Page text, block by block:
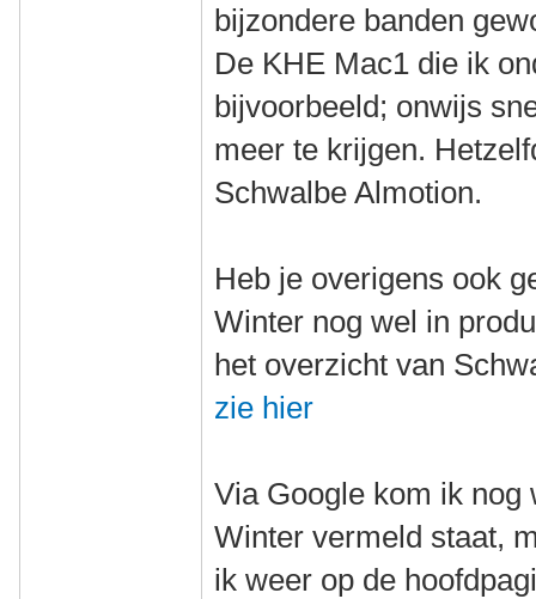
bijzondere banden
De KHE Mac1 die ik
bijvoorbeeld; onwijs
meer te krijgen.
Schwalbe Almotion.
Heb je overigens ook
Winter nog wel in
het overzicht van
zie hier
Via Google kom ik nog
Winter vermeld staat,
ik weer op de